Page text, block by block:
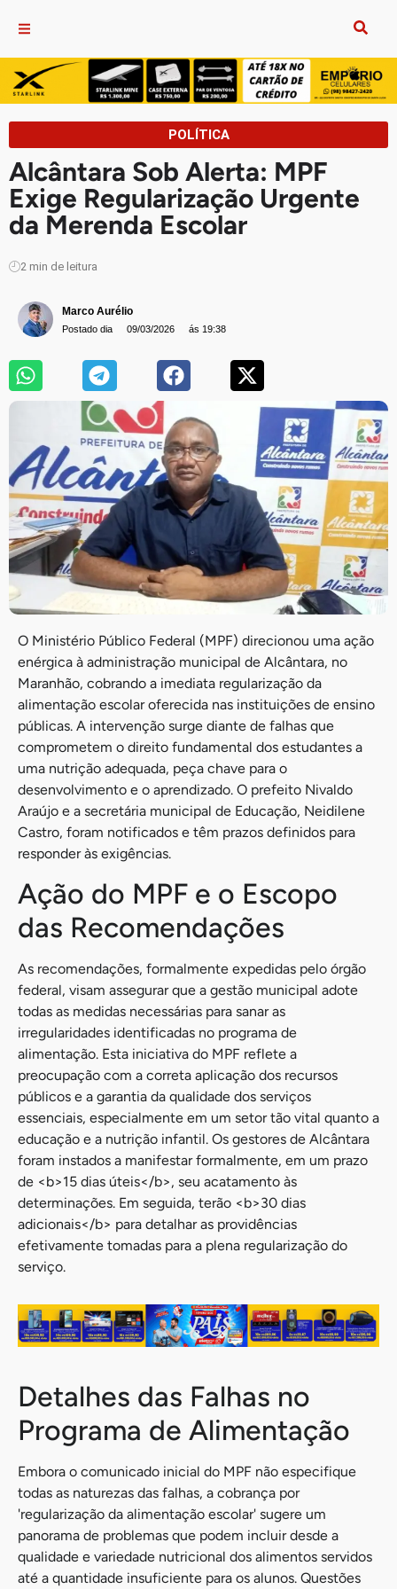
POLÍTICA
Alcântara Sob Alerta: MPF
Exige Regularização Urgente
da Merenda Escolar
2 min de leitura
Marco Aurélio
Postado dia 09/03/2026 ás 19:38
O Ministério Público Federal (MPF) direcionou uma ação
enérgica à administração municipal de Alcântara, no
Maranhão, cobrando a imediata regularização da
alimentação escolar oferecida nas instituições de ensino
públicas. A intervenção surge diante de falhas que
comprometem o direito fundamental dos estudantes a
uma nutrição adequada, peça chave para o
desenvolvimento e o aprendizado. O prefeito Nivaldo
Araújo e a secretária municipal de Educação, Neidilene
Castro, foram notificados e têm prazos definidos para
responder às exigências.
Ação do MPF e o Escopo
das Recomendações
As recomendações, formalmente expedidas pelo órgão
federal, visam assegurar que a gestão municipal adote
todas as medidas necessárias para sanar as
irregularidades identificadas no programa de
alimentação. Esta iniciativa do MPF reflete a
preocupação com a correta aplicação dos recursos
públicos e a garantia da qualidade dos serviços
essenciais, especialmente em um setor tão vital quanto a
educação e a nutrição infantil. Os gestores de Alcântara
foram instados a manifestar formalmente, em um prazo
de <b>15 dias úteis</b>, seu acatamento às
determinações. Em seguida, terão <b>30 dias
adicionais</b> para detalhar as providências
efetivamente tomadas para a plena regularização do
serviço.
Detalhes das Falhas no
Programa de Alimentação
Embora o comunicado inicial do MPF não especifique
todas as naturezas das falhas, a cobrança por
'regularização da alimentação escolar' sugere um
panorama de problemas que podem incluir desde a
qualidade e variedade nutricional dos alimentos servidos
até a quantidade insuficiente para os alunos. Questões